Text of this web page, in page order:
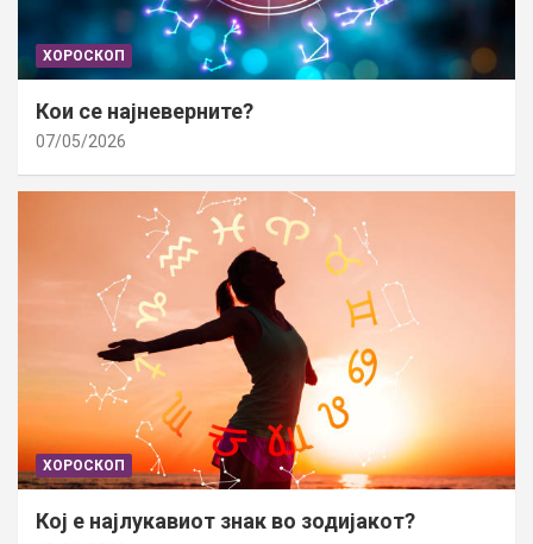
ХОРОСКОП
Кои се најневерните?
07/05/2026
ХОРОСКОП
Кој е најлукавиот знак во зодијакот?